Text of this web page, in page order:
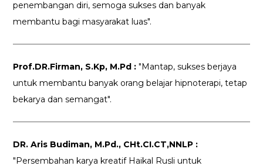
penembangan diri, semoga sukses dan banyak
membantu bagi masyarakat luas".
Prof.DR.Firman, S.Kp, M.Pd : "Mantap, sukses berjaya
untuk membantu banyak orang belajar hipnoterapi, tetap
bekarya dan semangat".
DR. Aris Budiman, M.Pd., CHt.CI.CT,NNLP :
"Persembahan karya kreatif Haikal Rusli untuk